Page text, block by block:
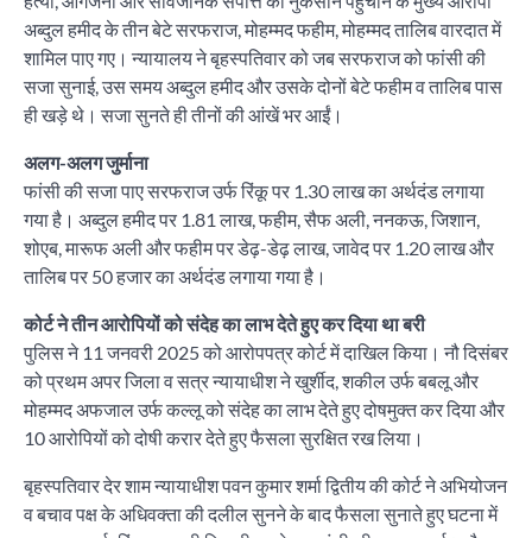
अब्दुल हमीद के तीन बेटे सरफराज, मोहम्मद फहीम, मोहम्मद तालिब वारदात में
शामिल पाए गए। न्यायालय ने बृहस्पतिवार को जब सरफराज को फांसी की
सजा सुनाई, उस समय अब्दुल हमीद और उसके दोनों बेटे फहीम व तालिब पास
ही खड़े थे। सजा सुनते ही तीनों की आंखें भर आईं।
अलग-अलग जुर्माना
फांसी की सजा पाए सरफराज उर्फ रिंकू पर 1.30 लाख का अर्थदंड लगाया
गया है। अब्दुल हमीद पर 1.81 लाख, फहीम, सैफ अली, ननकऊ, जिशान,
शोएब, मारूफ अली और फहीम पर डेढ़-डेढ़ लाख, जावेद पर 1.20 लाख और
तालिब पर 50 हजार का अर्थदंड लगाया गया है।
कोर्ट ने तीन आरोपियों को संदेह का लाभ देते हुए कर दिया था बरी
पुलिस ने 11 जनवरी 2025 को आरोपपत्र कोर्ट में दाखिल किया। नौ दिसंबर
को प्रथम अपर जिला व सत्र न्यायाधीश ने खुर्शीद, शकील उर्फ बबलू और
मोहम्मद अफजाल उर्फ कल्लू को संदेह का लाभ देते हुए दोषमुक्त कर दिया और
10 आरोपियों को दोषी करार देते हुए फैसला सुरक्षित रख लिया।
बृहस्पतिवार देर शाम न्यायाधीश पवन कुमार शर्मा द्वितीय की कोर्ट ने अभियोजन
व बचाव पक्ष के अधिवक्ता की दलील सुनने के बाद फैसला सुनाते हुए घटना में